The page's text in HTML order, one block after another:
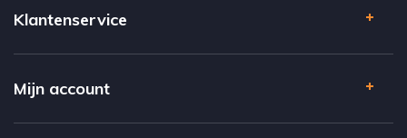
Klantenservice
Mijn account